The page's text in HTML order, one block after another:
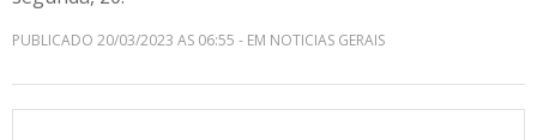
PUBLICADO 20/03/2023 AS 06:55 - EM NOTICIAS GERAIS